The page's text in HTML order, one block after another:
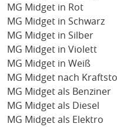
MG Midget in Rot
MG Midget in Schwarz
MG Midget in Silber
MG Midget in Violett
MG Midget in Weiß
MG Midget nach
MG Midget als Benziner
MG Midget als Diesel
MG Midget als Elektro